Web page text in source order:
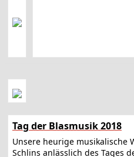
Tag der Blasmusik 2018
Unsere heurige musikalische
Schlins anlässlich des Tages